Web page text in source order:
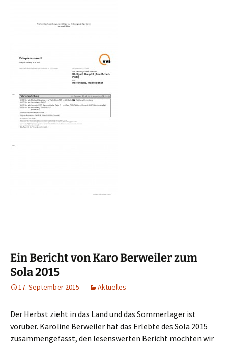
Ein Bericht von Karo Berweiler zum
Sola 2015
17. September 2015 Aktuelles
Der Herbst zieht in das Land und das Sommerlager ist
vorüber. Karoline Berweiler hat das Erlebte des Sola 2015
zusammengefasst, den lesenswerten Bericht möchten wir